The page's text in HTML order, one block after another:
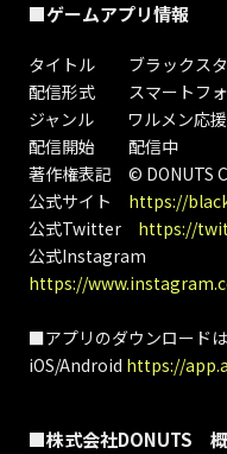
■ゲームアプリ情報
タイトル ブラックス
配信形式 スマートフォ
ジャンル ワルメン応援
配信開始 配信中
著作権表記 © DONUTS
公式サイト https://
公式Twitter https://
公式Instagram
https://
■アプリのダウンロード
iOS/Android https://
■株式会社DONUTS